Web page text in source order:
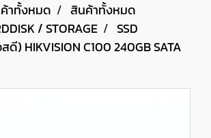
าทั้งหมด
สินค้าทั้งหมด
/ STORAGE
SSD
สดี) HIKVISION C100 240GB SATA